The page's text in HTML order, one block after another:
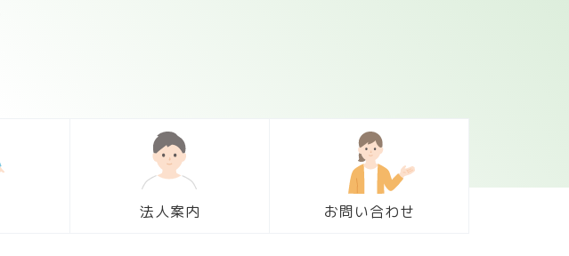
法人案内 お問い合わせ